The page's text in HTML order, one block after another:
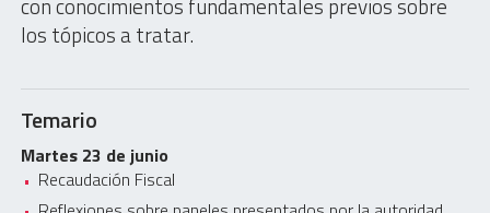
los tópicos a tratar.
Temario
Martes 23 de junio
Recaudación Fiscal